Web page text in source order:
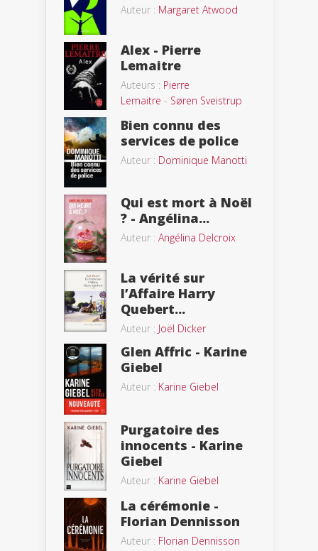
Auteur : Margaret Atwood
Alex - Pierre
Lemaitre
Auteurs : Pierre
Lemaitre - Søren Sveistrup
Bien connu des
services de police
Auteur : Dominique Manotti
Qui est mort à Noël
? - Angélina...
Auteur : Angélina Delcroix
La vérité sur
l’Affaire Harry
Quebert...
Auteur : Joël Dicker
Glen Affric - Karine
Giebel
Auteur : Karine Giebel
Purgatoire des
innocents - Karine
Giebel
Auteur : Karine Giebel
La cérémonie -
Florian Dennisson
Auteur : Florian Dennisson